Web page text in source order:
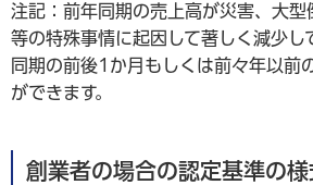
注記：前年同期の売上高が災害、大型
等の特殊事情に起因して著しく減少し
同期の前後1か月もしくは前々年以前
ができます。
創業者の場合の認定基準の様